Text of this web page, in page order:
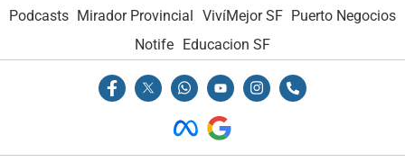
Podcasts Mirador Provincial VivíMejor SF Puerto Negocios
Notife Educacion SF